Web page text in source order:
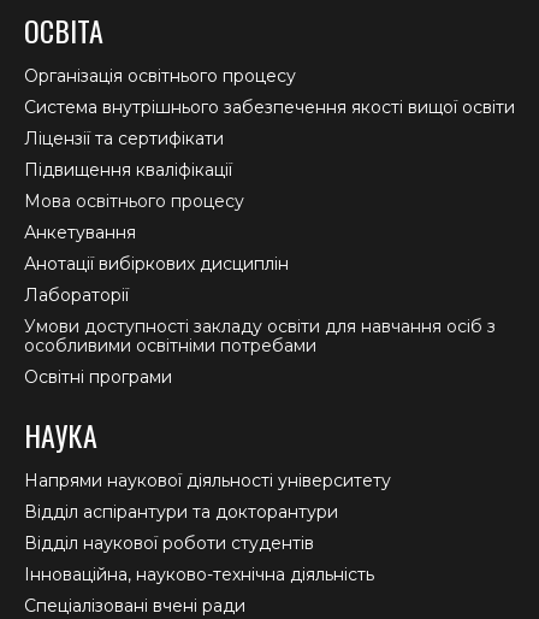
opens
in
new
window
opens
in
new
window
in
new
window
ОСВІТА
Організація освітнього процесу
Система внутрішнього забезпечення якості вищої освіти
Ліцензії та сертифікати
Підвищення кваліфікації
Мова освітнього процесу
Анкетування
Анотації вибіркових дисциплін
Лабораторії
Умови доступності закладу освіти для навчання осіб з
особливими освітніми потребами
Освітні програми
НАУКА
Напрями наукової діяльності університету
Відділ аспірантури та докторантури
Відділ наукової роботи студентів
Інноваційна, науково-технічна діяльність
Спеціалізовані вчені ради